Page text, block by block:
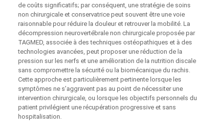
de coûts significatifs; par conséquent, une stratégie de soins
non chirurgicale et conservatrice peut souvent être une voie
raisonnable pour réduire la douleur et retrouver la mobilité. La
décompression neurovertébrale non chirurgicale proposée par
TAGMED, associée à des techniques ostéopathiques et à des
technologies avancées, peut proposer une réduction de la
pression sur les nerfs et une amélioration de la nutrition discale
sans compromettre la sécurité ou la biomécanique du rachis.
Cette approche est particulièrement pertinente lorsque les
symptômes ne s’aggravent pas au point de nécessiter une
intervention chirurgicale, ou lorsque les objectifs personnels du
patient privilégient une récupération progressive et sans
hospitalisation.